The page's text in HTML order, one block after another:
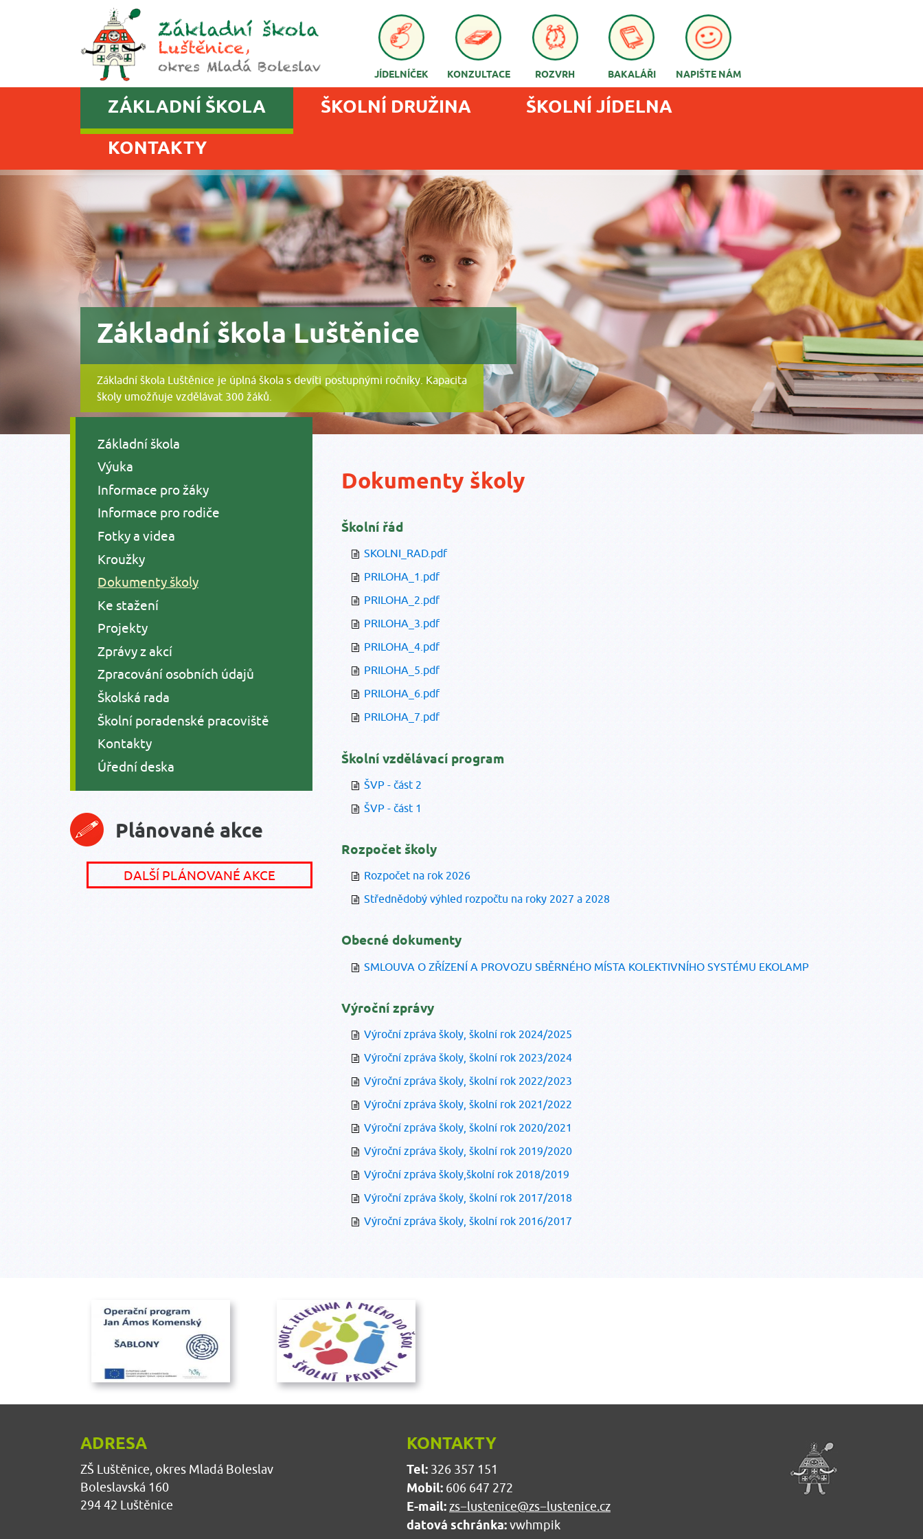
JÍDELNÍČEK KONZULTACE ROZVRH BAKALÁŘI NAPIŠTE NÁM
ZÁKLADNÍ ŠKOLA
Základní škola
Výuka
Informace pro žáky
Informace pro rodiče
Fotky a videa
Kroužky
Dokumenty školy
Ke stažení
Projekty
Zprávy z akcí
Zpracování osobních údajů
Školská rada
Školní poradenské pracoviště
Kontakty
Úřední deska
Plánované akce
DALŠÍ PLÁNOVANÉ AKCE
ŠKOLNÍ DRUŽINA
ŠKOLNÍ JÍDELNA
KONTAKTY
Základní škola Luštěnice
Základní škola Luštěnice je úplná škola s devíti postupnými ročníky. Kapacita
školy umožňuje vzdělávat 300 žáků.
Dokumenty školy
Školní řád
SKOLNI_RAD.pdf
PRILOHA_1.pdf
PRILOHA_2.pdf
PRILOHA_3.pdf
PRILOHA_4.pdf
PRILOHA_5.pdf
PRILOHA_6.pdf
PRILOHA_7.pdf
Školní vzdělávací program
ŠVP - část 2
ŠVP - část 1
Rozpočet školy
Rozpočet na rok 2026
Střednědobý výhled rozpočtu na roky 2027 a 2028
Obecné dokumenty
SMLOUVA O ZŘÍZENÍ A PROVOZU SBĚRNÉHO MÍSTA KOLEKTIVNÍHO SYSTÉMU EKOLAMP
Výroční zprávy
Výroční zpráva školy, školní rok 2024/2025
Výroční zpráva školy, školní rok 2023/2024
Výroční zpráva školy, školní rok 2022/2023
Výroční zpráva školy, školní rok 2021/2022
Výroční zpráva školy, školní rok 2020/2021
Výroční zpráva školy, školní rok 2019/2020
Výroční zpráva školy,školní rok 2018/2019
Výroční zpráva školy, školní rok 2017/2018
Výroční zpráva školy, školní rok 2016/2017
ADRESA
ZŠ Luštěnice, okres Mladá Boleslav
Boleslavská 160
294 42 Luštěnice
KONTAKTY
Tel: 326 357 151
Mobil: 606 647 272
E-mail: zs−lustenice@zs−lustenice.cz
datová schránka:vwhmpik